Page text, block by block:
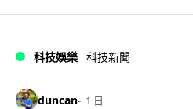
科技娛樂 科技新聞
duncan 1 日